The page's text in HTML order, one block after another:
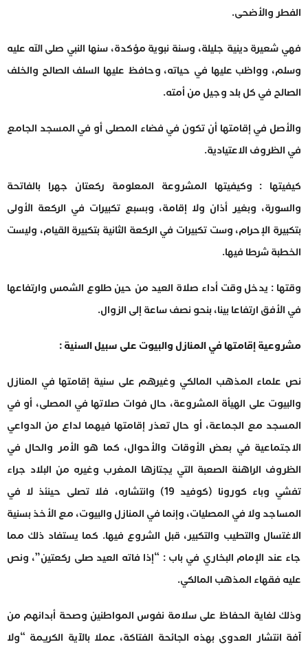
الفطر والأضحى.
فهي شعيرة دينية جليلة، وسنة نبوية مؤكدة، سنها النبي صلى الله عليه
وسلم، وواظب عليها في حياته، وحافظ عليها السلف الصالح والخلف
الصالح في كل بلد وجيل من أمته.
والأصل في إقامتها أن تكون في فضاء المصلى أو في المسجد الجامع
في الظروف الاعتيادية.
كيفيتها : وكيفيتها المشروعة المعلومة ركعتان جهرا بالفاتحة
والسورة، وبغير أذان ولا إقامة، وبسبع تكبيرات في الركعة الأولى
بتكبيرة الإحرام، وست تكبيرات في الركعة الثانية بتكبيرة القيام، وليست
الخطبة شرطا فيها.
وقتها : يدخل وقت أداء صلاة العيد من حين طلوع الشمس وارتفاعها
في الأفق ارتفاعا بينا، بنحو نصف ساعة إلى الزوال.
مشروعية إقامتها في المنازل والبيوت على سبيل السنية :
نص علماء المذهب المالكي وغيرهم على سنية إقامتها في المنازل
والبيوت على الهيأة المشروعة، حال فوات صلاتها في المصلى، أو في
المسجد مع الجماعة، أو حال تعذر إقامتها فيهما لداع من الدواعي
الاجتماعية في بعض الأوقات والأحوال، كما هو الأمر والحال في
الظروف الراهنة الصعبة التي يجتازها المغرب وغيره من البلاد جراء
تفشي وباء كورونا (كوفيد 19) وانتشاره، فلا تصلى حينئذ لا في
المساجد ولا في المصليات، وإنما في المنازل والبيوت، مع الأخذ بسنية
الاغتسال والتطيب والتكبير، قبل الشروع فيها. كما يستفاد ذلك مما
جاء عند الإمام البخاري في باب : “إذا فاته العيد صلى ركعتين”، ونص
عليه فقهاء المذهب المالكي.
وذلك لغاية الحفاظ على سلامة نفوس المواطنين وصحة أبدانهم من
آفة انتشار العدوى بهذه الجائحة الفتاكة، عملا بالآية الكريمة “ولا